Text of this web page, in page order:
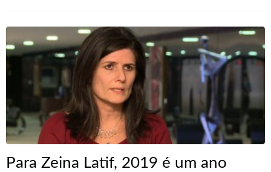
Para Zeina Latif, 2019 é um ano